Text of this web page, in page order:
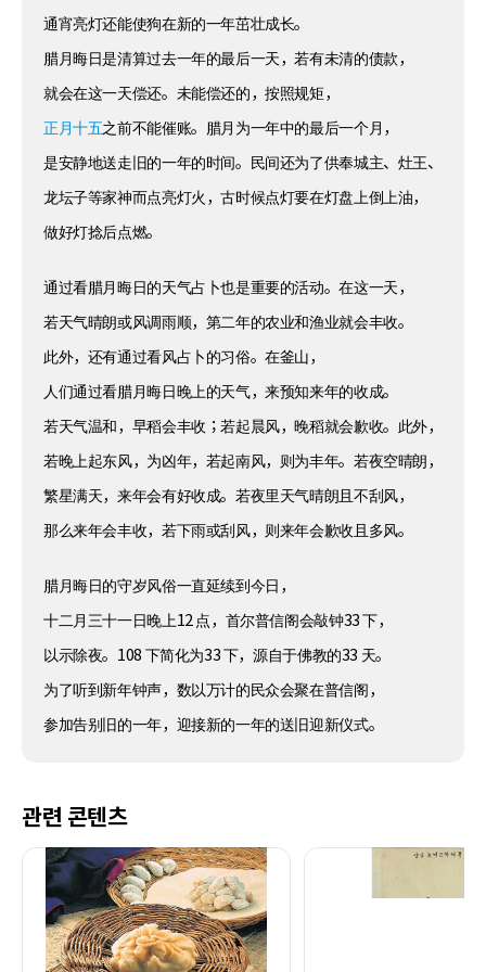
通宵亮灯还能使狗在新的一年茁壮成长。
腊月晦日是清算过去一年的最后一天，若有未清的债款，
就会在这一天偿还。未能偿还的，按照规矩，
正月十五之前不能催账。腊月为一年中的最后一个月，
是安静地送走旧的一年的时间。民间还为了供奉城主、灶王、
龙坛子等家神而点亮灯火，古时候点灯要在灯盘上倒上油，
做好灯捻后点燃。
通过看腊月晦日的天气占卜也是重要的活动。在这一天，
若天气晴朗或风调雨顺，第二年的农业和渔业就会丰收。
此外，还有通过看风占卜的习俗。在釜山，
人们通过看腊月晦日晚上的天气，来预知来年的收成。
若天气温和，早稻会丰收；若起晨风，晚稻就会歉收。此外，
若晚上起东风，为凶年，若起南风，则为丰年。若夜空晴朗，
繁星满天，来年会有好收成。若夜里天气晴朗且不刮风，
那么来年会丰收，若下雨或刮风，则来年会歉收且多风。
腊月晦日的守岁风俗一直延续到今日，
十二月三十一日晚上12 点，首尔普信阁会敲钟33 下，
以示除夜。108 下简化为33 下，源自于佛教的33 天。
为了听到新年钟声，数以万计的民众会聚在普信阁，
参加告别旧的一年，迎接新的一年的送旧迎新仪式。
관련 콘텐츠